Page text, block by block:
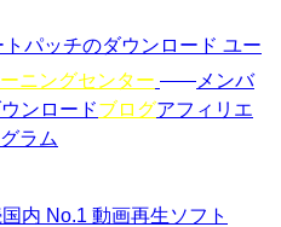
パッチのダウンロード ユー
ニングセンター
メンバ
ンロードブログアフィリエ
ラム
内 No.1 動画再生ソフト